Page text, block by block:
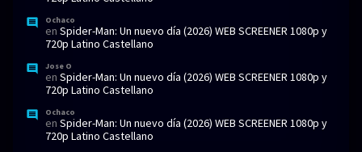
Ochaco
en Spider-Man: Un nuevo día (2026) WEB SCREENER 1080p y
720p Latino Castellano
Jose O
en Spider-Man: Un nuevo día (2026) WEB SCREENER 1080p y
720p Latino Castellano
Ochaco
en Spider-Man: Un nuevo día (2026) WEB SCREENER 1080p y
720p Latino Castellano